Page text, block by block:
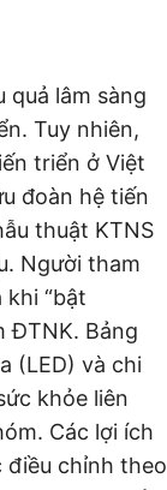
quả lâm sàng
Tuy nhiên,
triển ở Việt
đoàn hệ tiến
thuật KTNS
Người tham
khi “bật
ĐTNK. Bảng
(LED) và chi
khỏe liên
Các lợi ích
điều chỉnh theo